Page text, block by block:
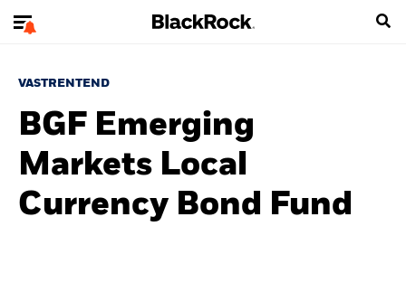
VASTRENTEND
BGF Emerging
Markets Local
Currency Bond Fund